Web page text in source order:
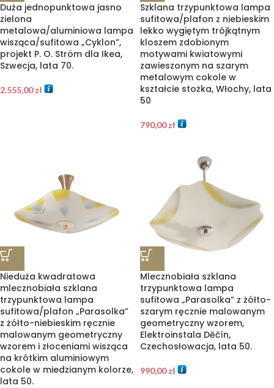
Duża jednopunktowa jasno
zielona
metalowa/aluminiowa lampa
wisząca/sufitowa „Cyklon”,
projekt P. O. Ström dla Ikea,
Szwecja, lata 70.
2.555,00zł
Szklana trzypunktowa lampa
sufitowa/plafon z niebieskim
lekko wygiętym trójkątnym
kloszem zdobionym
motywami kwiatowymi
zawieszonym na szarym
metalowym cokole w
kształcie stożka, Włochy, lata
50
790,00zł
Nieduża kwadratowa
mlecznobiała szklana
trzypunktowa lampa
sufitowa/plafon „Parasolka”
z żółto-niebieskim ręcznie
malowanym geometryczny
wzorem i złoceniami wisząca
na krótkim aluminiowym
cokole w miedzianym kolorze,
lata 50.
Mlecznobiała szklana
trzypunktowa lampa
sufitowa „Parasolka” z żółto-
szarym ręcznie malowanym
geometryczny wzorem,
Elektroinstala Děčín,
Czechosłowacja, lata 50.
990,00zł